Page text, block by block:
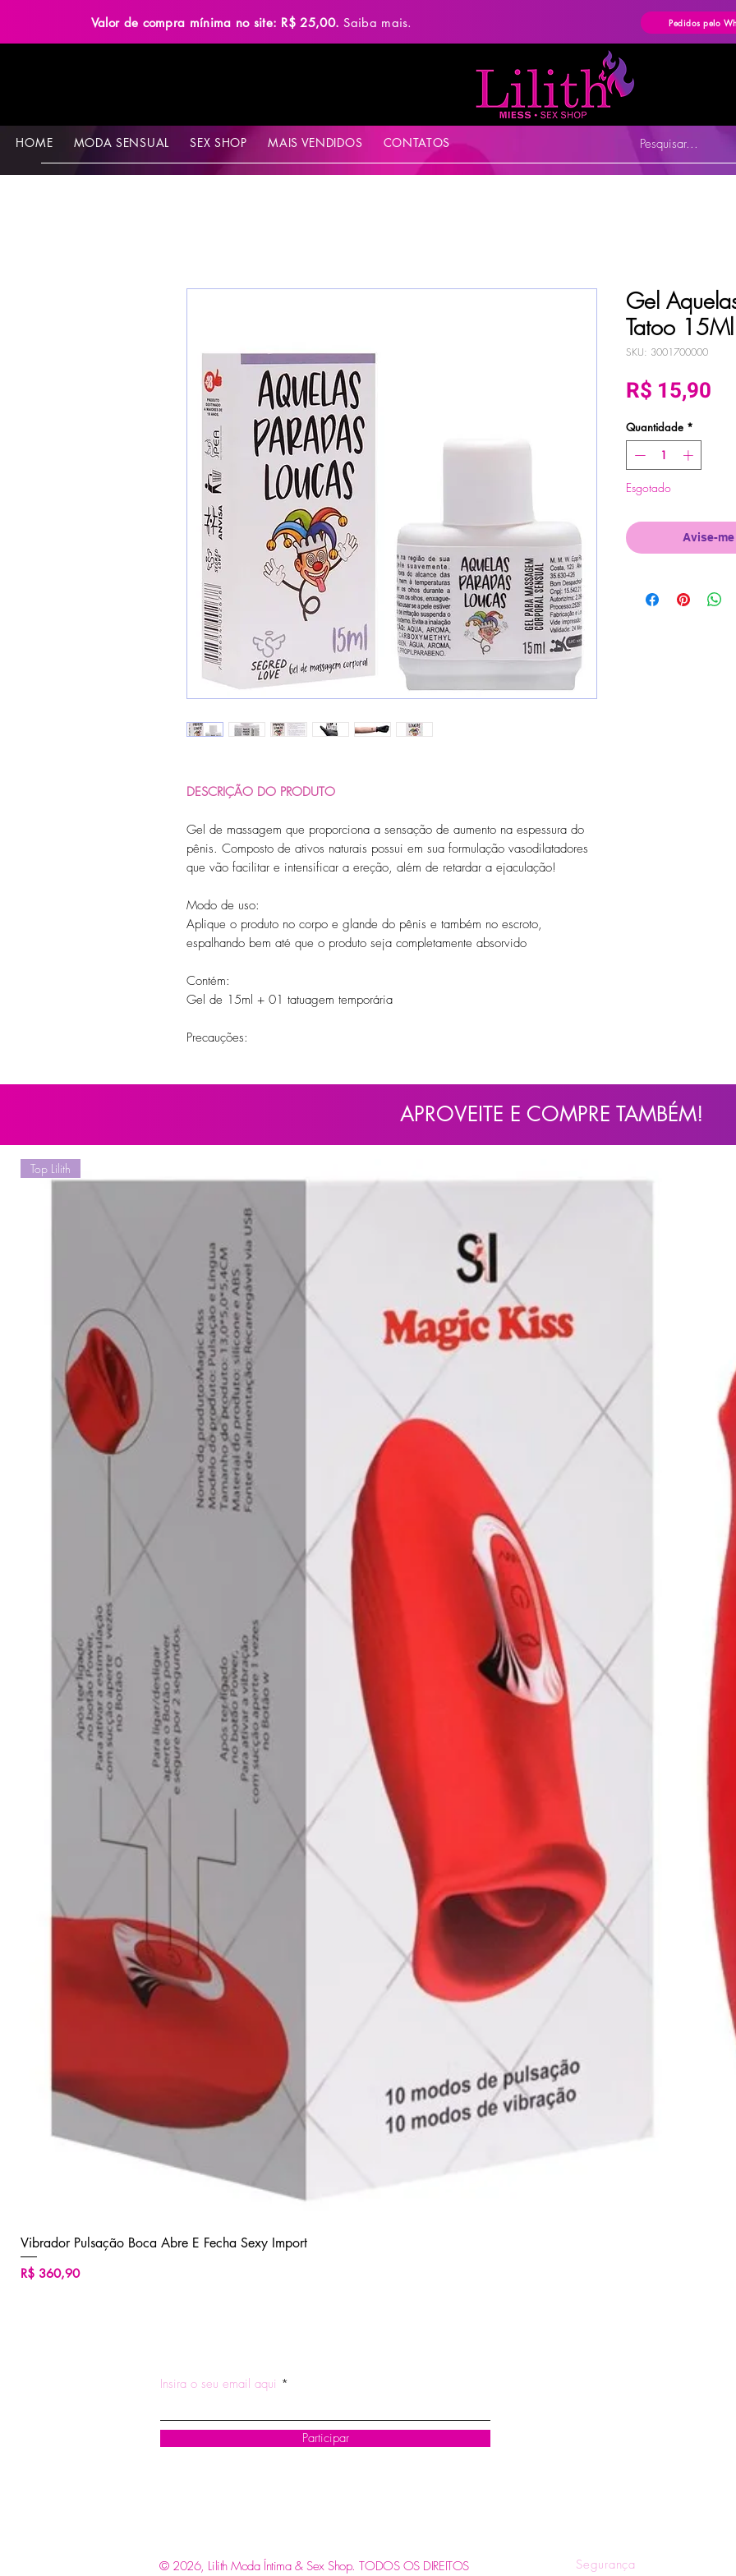
Valor de compra mínima no site: R$ 25,00.Saiba mais. Pedidos pelo
HOME MODA SENSUAL SEX SHOP MAIS VENDIDOS CONTATOS Pesquisar...
DESCRIÇÃO DO PRODUTO
Gel de massagem que proporciona a sensação de aumento na espessura do
pênis. Composto de ativos naturais possui em sua formulação vasodilatadores
que vão facilitar e intensificar a ereção, além de retardar a ejaculação!
Modo de uso:
Aplique o produto no corpo e glande do pênis e também no escroto,
espalhando bem até que o produto seja completamente absorvido
Contém:
Gel de 15ml + 01 tatuagem temporária
Precauções:
Gel
Tatoo
SKU: 3001700000
R$ 15,90
Quantidade *
Esgotado
Avise-
APROVEITE E COMPRE TAMBÉM!
Top Lilith
Vibrador Pulsação Boca Abre E Fecha Sexy Import
Preço
R$ 360,90
Insira o seu email aqui
Participar
© 2026, Lilith Moda Íntima & Sex Shop. TODOS OS DIREITOS Segurança